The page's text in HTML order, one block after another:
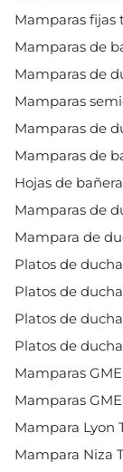
Mamparas fijas
Mamparas de
Mamparas de
Mamparas
Mamparas de
Mamparas de
Hojas de
Mamparas de
Mampara de
Platos de
Platos de
Platos de
Platos de
Mamparas
Mamparas
Mampara Lyon
Mampara Niza